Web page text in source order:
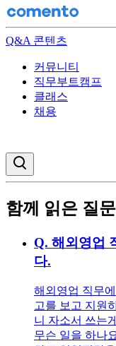
Q&A 콘텐츠
커뮤니티
직무부트캠프
클래스
채용
함께 읽은 질문
Q. 해외영업
다.
해외영업 직무
고를 보고 지원
니 자소서 쓰는
무슨 일을 하나